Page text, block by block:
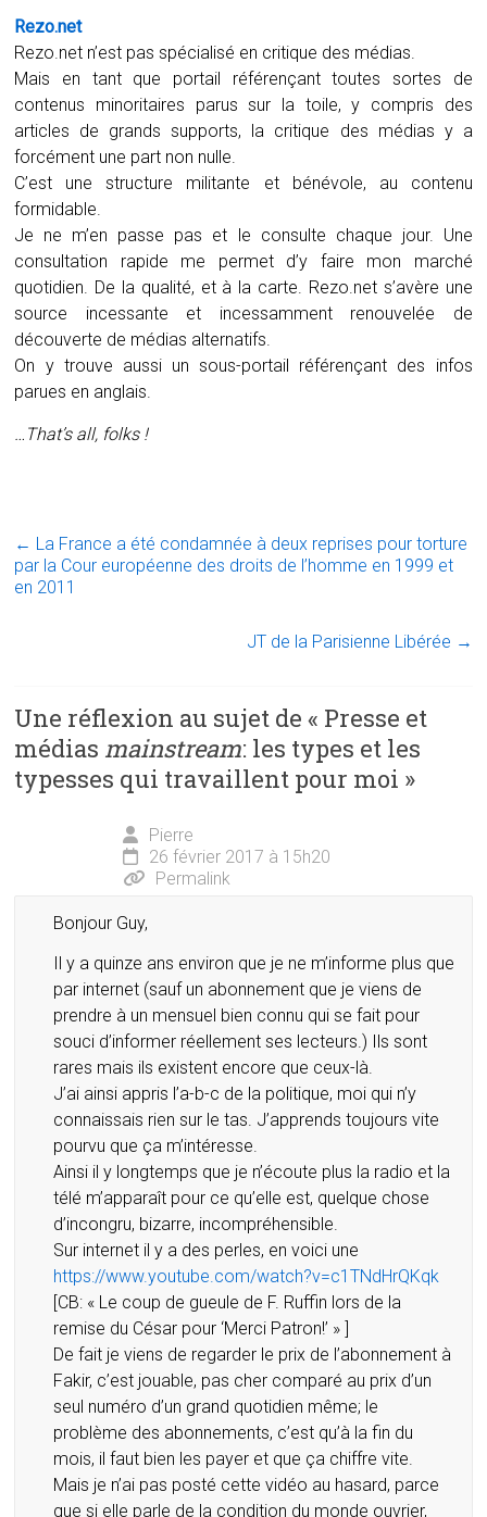
Rezo.net
Rezo.net n’est pas spécialisé en critique des médias.
Mais en tant que portail référençant toutes sortes de
contenus minoritaires parus sur la toile, y compris des
articles de grands supports, la critique des médias y a
forcément une part non nulle.
C’est une structure militante et bénévole, au contenu
formidable.
Je ne m’en passe pas et le consulte chaque jour. Une
consultation rapide me permet d’y faire mon marché
quotidien. De la qualité, et à la carte. Rezo.net s’avère une
source incessante et incessamment renouvelée de
découverte de médias alternatifs.
On y trouve aussi un sous-portail référençant des infos
parues en anglais.
…That’s all, folks !
← La France a été condamnée à deux reprises pour torture
par la Cour européenne des droits de l’homme en 1999 et
en 2011
JT de la Parisienne Libérée →
Une réflexion au sujet de « Presse et
médias mainstream: les types et les
typesses qui travaillent pour moi »
Pierre
26 février 2017 à 15h20
Permalink
Bonjour Guy,
Il y a quinze ans environ que je ne m’informe plus que
par internet (sauf un abonnement que je viens de
prendre à un mensuel bien connu qui se fait pour
souci d’informer réellement ses lecteurs.) Ils sont
rares mais ils existent encore que ceux-là.
J’ai ainsi appris l’a-b-c de la politique, moi qui n’y
connaissais rien sur le tas. J’apprends toujours vite
pourvu que ça m’intéresse.
Ainsi il y longtemps que je n’écoute plus la radio et la
télé m’apparaît pour ce qu’elle est, quelque chose
d’incongru, bizarre, incompréhensible.
Sur internet il y a des perles, en voici une
https://www.youtube.com/watch?v=c1TNdHrQKqk
[CB: « Le coup de gueule de F. Ruffin lors de la
remise du César pour ‘Merci Patron!’ » ]
De fait je viens de regarder le prix de l’abonnement à
Fakir, c’est jouable, pas cher comparé au prix d’un
seul numéro d’un grand quotidien même; le
problème des abonnements, c’est qu’à la fin du
mois, il faut bien les payer et que ça chiffre vite.
Mais je n’ai pas posté cette vidéo au hasard, parce
que si elle parle de la condition du monde ouvrier,